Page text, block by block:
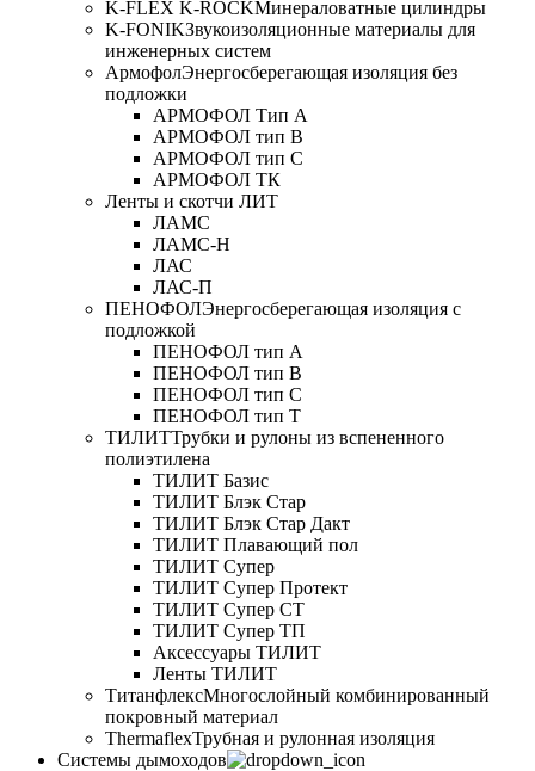
K-FLEX K-ROCKМинераловатные цилиндры
K-FONIKЗвукоизоляционные материалы для
инженерных систем
АрмофолЭнергосберегающая изоляция без
подложки
АРМОФОЛ Тип А
АРМОФОЛ тип В
АРМОФОЛ тип C
АРМОФОЛ ТК
Ленты и скотчи ЛИТ
ЛАМС
ЛАМС-Н
ЛАС
ЛАС-П
ПЕНОФОЛЭнергосберегающая изоляция с
подложкой
ПЕНОФОЛ тип А
ПЕНОФОЛ тип B
ПЕНОФОЛ тип C
ПЕНОФОЛ тип T
ТИЛИТТрубки и рулоны из вспененного
полиэтилена
ТИЛИТ Базис
ТИЛИТ Блэк Стар
ТИЛИТ Блэк Стар Дакт
ТИЛИТ Плавающий пол
ТИЛИТ Супер
ТИЛИТ Супер Протект
ТИЛИТ Супер СТ
ТИЛИТ Супер ТП
Аксессуары ТИЛИТ
Ленты ТИЛИТ
ТитанфлексМногослойный комбинированный
покровный материал
ThermaflexТрубная и рулонная изоляция
Cистемы дымоходов